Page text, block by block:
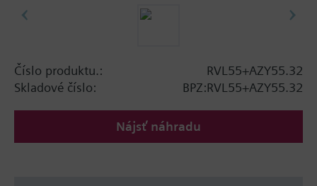
Číslo produktu.:
RVL55+AZY55.32
Skladové číslo:
BPZ:RVL55+AZY55.32
Nájsť náhradu